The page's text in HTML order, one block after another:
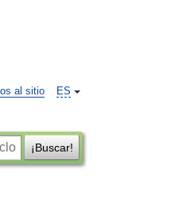
ES
al sitio
¡Buscar!